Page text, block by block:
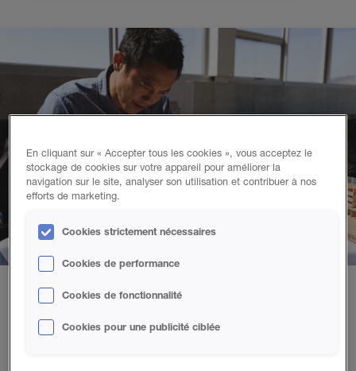
chauffage et de refroidissement en
En cliquant sur « Accepter tous les cookies », vous acceptez le
stockage de cookies sur votre appareil pour améliorer la
navigation sur le site, analyser son utilisation et contribuer à nos
efforts de marketing.
Cookies strictement nécessaires
Cookies de performance
Cookies de fonctionnalité
Cookies pour une publicité ciblée